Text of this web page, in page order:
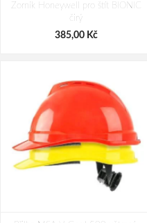
Zorník Honeywell pro štít BIONIC
čirý
385,00 Kč